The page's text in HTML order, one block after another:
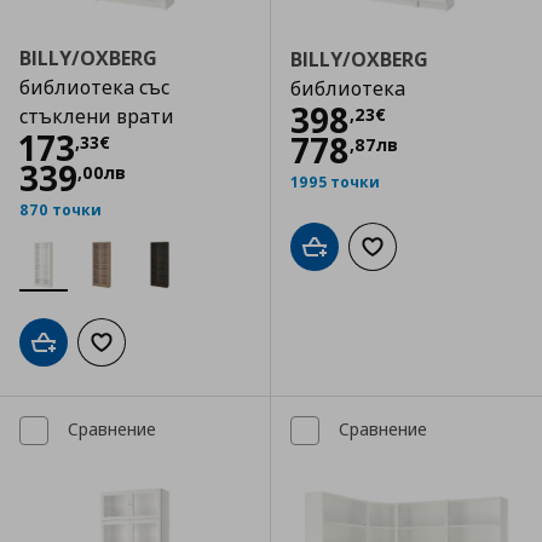
BILLY/OXBERG
библиотека със
стъклени врати
173,33€
Цена
339,00лв
870 точки
Добави в кошницата
Добави към списъка с любими
BILLY/OXBERG
библиотека
398,23€
Цена
778,87лв
1995 точки
Добави в кошницата
Добави към
Сравнение Сравнение